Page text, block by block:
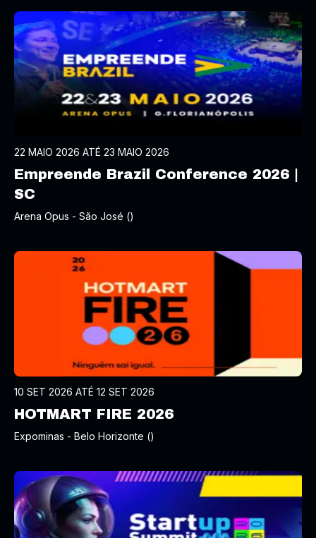
22 MAIO 2026 ATÉ 23 MAIO 2026
Empreende Brazil Conference 2026 |
SC
Arena Opus - São José ()
10 SET 2026 ATÉ 12 SET 2026
HOTMART FIRE 2026
Expominas - Belo Horizonte ()